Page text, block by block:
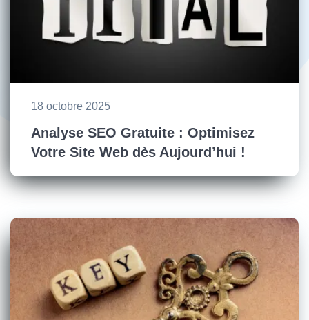
18 octobre 2025
Analyse SEO Gratuite : Optimisez
Votre Site Web dès Aujourd’hui !